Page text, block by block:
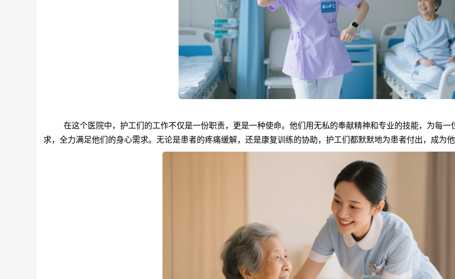
在这个医院中，护工们的工作不仅是一份职责，更是一种使命。他们用无私的奉献精神和专业的技能，为每一
求，全力满足他们的身心需求。无论是患者的疼痛缓解，还是康复训练的协助，护工们都默默地为患者付出，成为他